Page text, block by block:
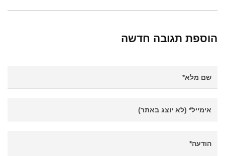
הוספת תגובה חדשה